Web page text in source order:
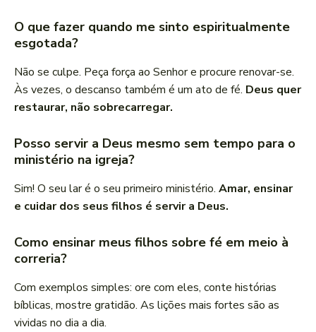
O que fazer quando me sinto espiritualmente
esgotada?
Não se culpe. Peça força ao Senhor e procure renovar-se.
Às vezes, o descanso também é um ato de fé. Deus quer
restaurar, não sobrecarregar.
Posso servir a Deus mesmo sem tempo para o
ministério na igreja?
Sim! O seu lar é o seu primeiro ministério. Amar, ensinar
e cuidar dos seus filhos é servir a Deus.
Como ensinar meus filhos sobre fé em meio à
correria?
Com exemplos simples: ore com eles, conte histórias
bíblicas, mostre gratidão. As lições mais fortes são as
vividas no dia a dia.